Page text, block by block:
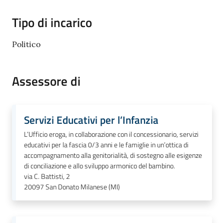
Tipo di incarico
Politico
Assessore di
Servizi Educativi per l’Infanzia
L’Ufficio eroga, in collaborazione con il concessionario, servizi
educativi per la fascia 0/3 anni e le famiglie in un’ottica di
accompagnamento alla genitorialità, di sostegno alle esigenze
di conciliazione e allo sviluppo armonico del bambino.
via C. Battisti, 2
20097San Donato Milanese (MI)